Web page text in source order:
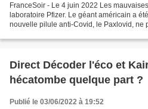
FranceSoir - Le 4 juin 2022 Les
laboratoire Pfizer. Le géant américain a
nouvelle pilule anti-Covid, le Paxlovid, ne
Direct Décoder l'éco et
hécatombe quelque part ?
Publié le 03/06/2022 à 19:52